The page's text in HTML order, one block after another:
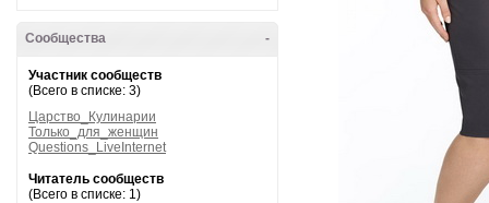
-
Сообщества
Участник сообществ
(Всего в списке: 3)
Царство_Кулинарии
Только_для_женщин
Questions_LiveInternet
Читатель сообществ
(Всего в списке: 1)